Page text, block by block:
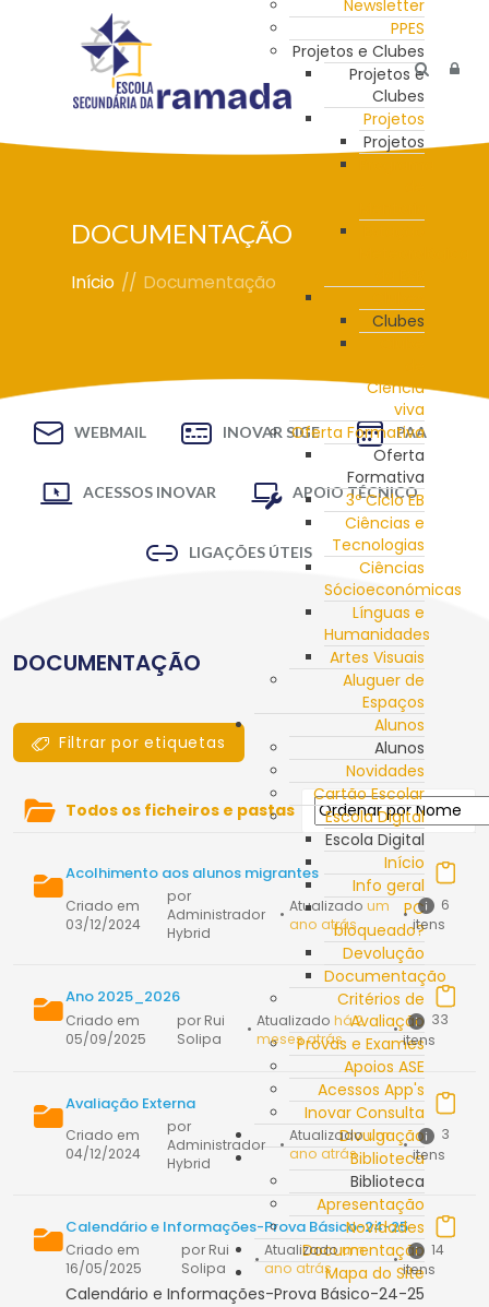
Newsletter
PPES
Projetos e Clubes
Projetos e
Clubes
Projetos
Projetos
Clubes
Ciência
viva
Oferta Formativa
Oferta
Formativa
3º Ciclo EB
Ciências e
Tecnologias
Ciências
Sócioeconómicas
Línguas e
Humanidades
Artes Visuais
Aluguer de
Espaços
Alunos
Alunos
Novidades
Cartão Escolar
Escola Digital
Escola Digital
Início
Info geral
PC
bloqueado?
Devolução
Documentação
Critérios de
Avaliação
Provas e Exames
Apoios ASE
Acessos App's
Inovar Consulta
Divulgação
Biblioteca
Biblioteca
Apresentação
Novidades
Documentação
Mapa do Site
DOCUMENTAÇÃO
Início // Documentação
WEBMAIL INOVAR SIGE PAA
ACESSOS INOVAR APOIO TÉCNICO
LIGAÇÕES ÚTEIS
DOCUMENTAÇÃO
Filtrar por etiquetas
Todos os ficheiros e pastas
Acolhimento aos alunos migrantes
Criado em
03/12/2024
por
Administrador
Hybrid
• Atualizadoum
ano atrás
•
6
itens
Ano 2025_2026
Criado em
05/09/2025
por Rui
Solipa
• Atualizado há 2
meses atrás
•
33
itens
Avaliação Externa
Criado em
04/12/2024
por
Administrador
Hybrid
• Atualizadoum
ano atrás
•
3
itens
Calendário e Informações-Prova Básico-24-25
Criado em
16/05/2025
por Rui
Solipa
• Atualizadoum
ano atrás
•
14
itens
Calendário e Informações-Prova Básico-24-25